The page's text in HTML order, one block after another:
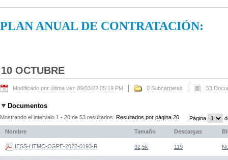
PLAN ANUAL DE CONTRATACIÓN:
10 OCTUBRE
Modificado por última vez 09/03/22 05:19 PM 0 Subcarpetas 53
Documentos
Mostrando el intervalo 1 - 20 de 53 resultados. Resultados por página 20 Página
Nombre Tamaño Descargas
IESS-HTMC-CGPE-2022-0193-R 92,5k 119